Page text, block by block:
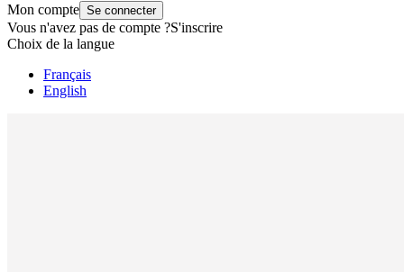
Mon compte Se connecter
Vous n'avez pas de compte ?S'inscrire
Choix de la langue
Français
English